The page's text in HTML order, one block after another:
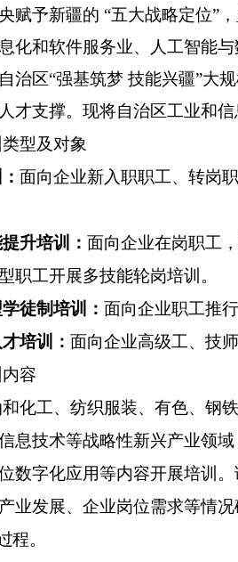
赋予新疆的 “五大战略定位”
化和软件服务业、人工智能
治区“强基筑梦 技能兴疆”大
才支撑。现将自治区工业和
类型及对象
面向企业新入职职工、转岗职
升培训： 面向企业在岗职工
职工开展多技能轮岗培训。
徒制培训： 面向企业职工推行
培训： 面向企业高级工、技
容
和化工、纺织服装、有色、钢
息技术等战略性新兴产业领域
数字化应用等内容开展培训
业发展、企业岗位需求等情况
程。